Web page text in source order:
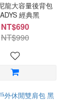
龍大容量後背包
經典黑
NT$690
NT$990